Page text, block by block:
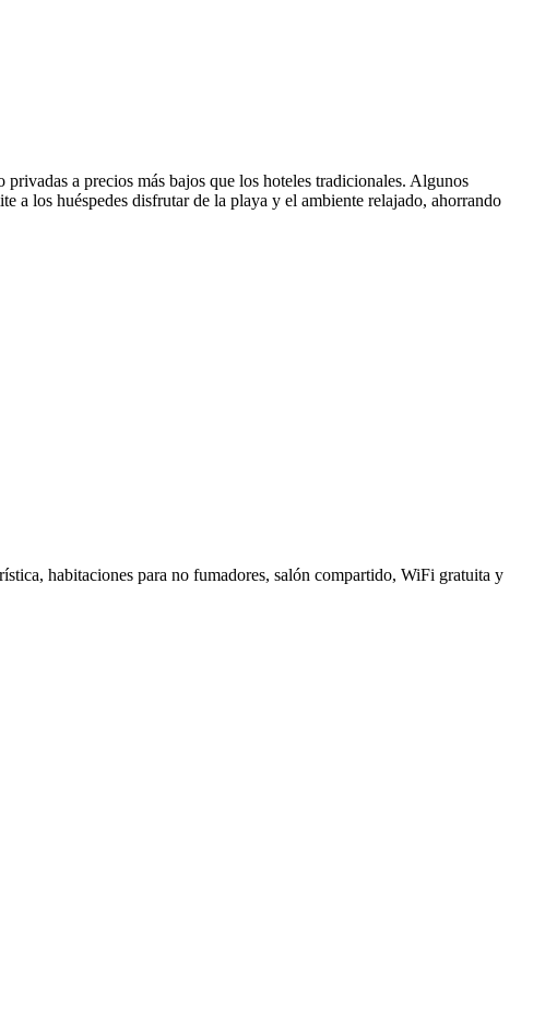
a precios más bajos que los hoteles tradicionales. Algunos
a los huéspedes disfrutar de la playa y el ambiente relajado, ahorrando
habitaciones para no fumadores, salón compartido, WiFi gratuita y